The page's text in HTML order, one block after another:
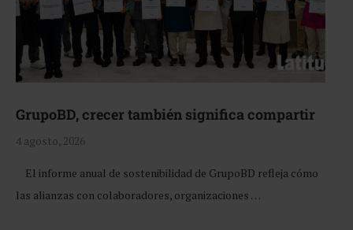
GrupoBD, crecer también significa compartir
4 agosto, 2026
El informe anual de sostenibilidad de GrupoBD refleja cómo
las alianzas con colaboradores, organizaciones …